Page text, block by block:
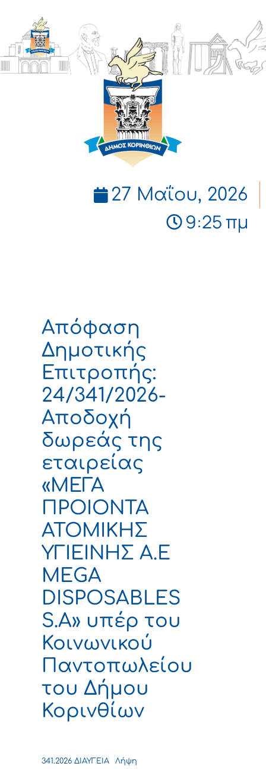
ΔΗΜΟΣ
ΚΟΡΙΝΘΙΩΝ
27 Μαΐου, 2026
9:25 πμ
Απόφαση
Δημοτικής
Επιτροπής:
24/341/2026-
Αποδοχή
δωρεάς της
εταιρείας
«ΜΕΓΑ
ΠΡΟΙΟΝΤΑ
ΑΤΟΜΙΚΗΣ
ΥΓΙΕΙΝΗΣ Α.Ε
MEGA
DISPOSABLES
S.A» υπέρ του
Κοινωνικού
Παντοπωλείου
του Δήμου
Κορινθίων
341.2026 ΔΙΑΥΓΕΙΑ Λήψη